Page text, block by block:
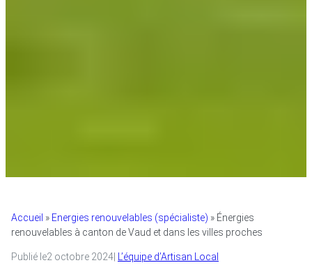
Accueil » Energies renouvelables (spécialiste) » Énergies
renouvelables à canton de Vaud et dans les villes proches
Publié le2 octobre 2024 L’équipe d’Artisan Local